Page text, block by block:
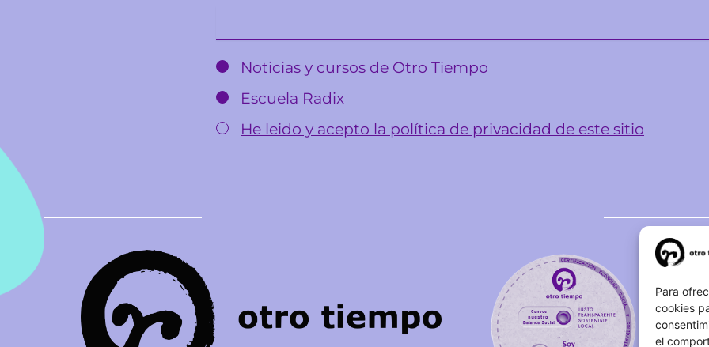
Para
cookies
el
Noticias y cursos de Otro Tiempo
Escuela Radix
He leido y acepto la política de privacidad de este sitio